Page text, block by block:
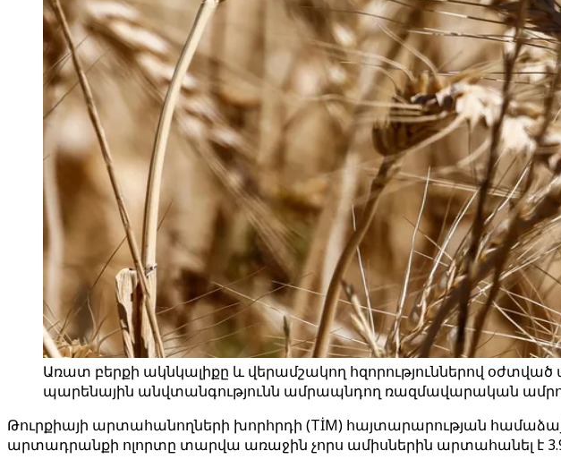
Առատ բերքի ակնկալիքը և վերամշակող հզորություններով
պարենային անվտանգությունն ամրապնդող ռազմավարական
Թուրքիայի արտահանողների խորհրդի (TİM) հայտարարության
արտադրանքի ոլորտը տարվա առաջին չորս ամիսներին արտահանել է